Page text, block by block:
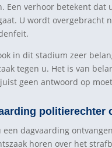
Een verhoor betekent
U wordt overgebracht
in dit stadium zeer
tegen u. Het is van
geen antwoord op
politierechter
een dagvaarding
horen over het